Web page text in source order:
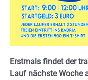
Erstmals findet der
Lauf nächste Woche